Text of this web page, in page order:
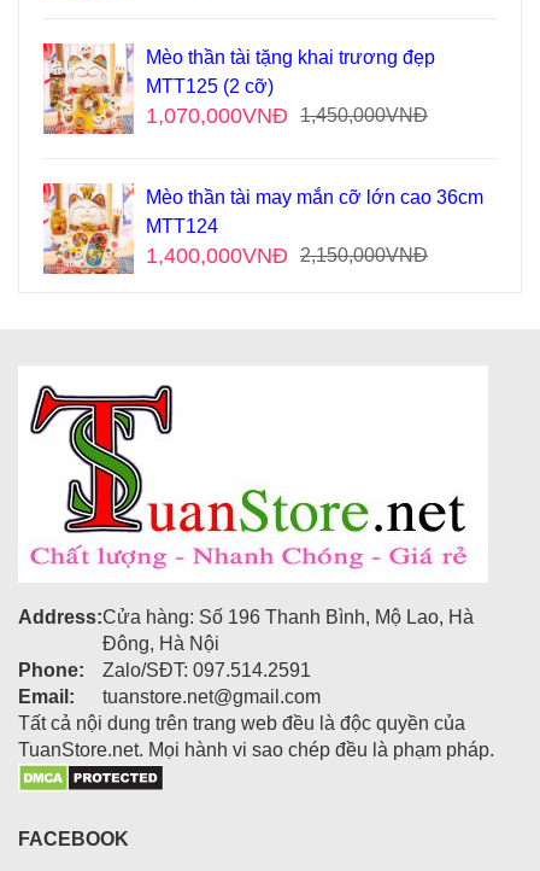
Mèo thần tài tặng khai trương đẹp
MTT125 (2 cỡ)
1,450,000VNĐ
1,070,000VNĐ
Mèo thần tài may mắn cỡ lớn cao 36cm
MTT124
2,150,000VNĐ
1,400,000VNĐ
Address:Cửa hàng: Số 196 Thanh Bình, Mộ Lao, Hà
Đông, Hà Nội
Phone:
Zalo/SĐT: 097.514.2591
Email:
tuanstore.net@gmail.com
Tất cả nội dung trên trang web đều là độc quyền của
TuanStore.net. Mọi hành vi sao chép đều là phạm pháp.
FACEBOOK